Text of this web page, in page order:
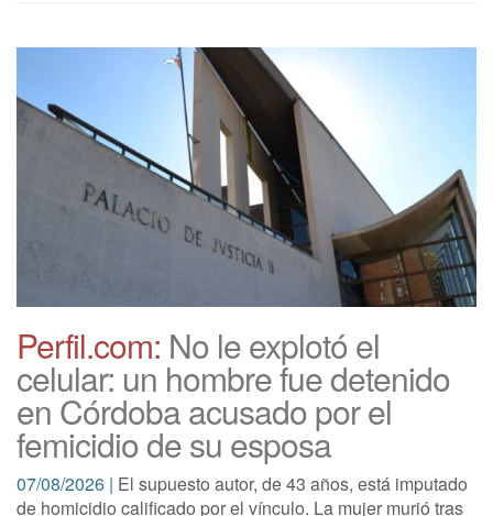
Perfil.com: No le explotó el
celular: un hombre fue detenido
en Córdoba acusado por el
femicidio de su esposa
07/08/2026 | El supuesto autor, de 43 años, está imputado
de homicidio calificado por el vínculo. La mujer murió tras